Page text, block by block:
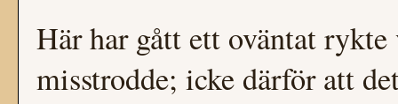
Här har gått ett oväntat rykte
misstrodde; icke därför att